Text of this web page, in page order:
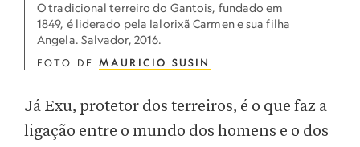
O tradicional terreiro do Gantois, fundado em
1849, é liderado pela Ialorixã Carmen e sua filha
Angela. Salvador, 2016.
FOTO DE MAURICIO SUSIN
Já Exu, protetor dos terreiros, é o que faz a
ligação entre o mundo dos homens e o dos